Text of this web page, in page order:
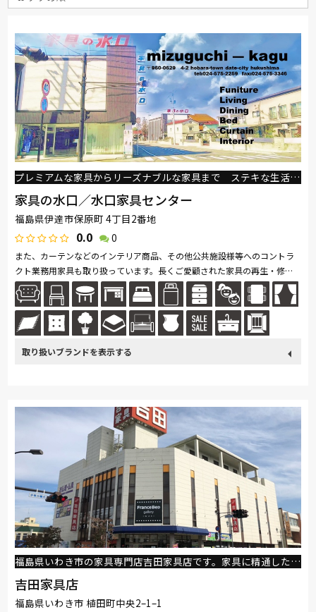
プレミアムな家具からリーズナブルな家具まで ステキな生活を！
家具の水口／水口家具センター
福島県伊達市保原町 4丁目2番地
0.0 0
また、カーテンなどのインテリア商品、その他公共施設様等へのコントラ
クト業務用家具も取り扱っています。長くご愛顧された家具の再生・修
理、ソファ・椅子の張替えなど家具専門店のアフターも行っています。
飛騨の家具 日本ベッド ドリームベッド Serta
HTLワタリジャパン サンゲツ マルニ木工
PARAMOUNT BED イバタインテリア 高野木工
EARLY-TIMES/アーリー・タイムス アルファ 大雪木工
旭川の家具
福島県いわき市の家具専門店吉田家具店です。家具に精通したスタッフがご案内いたします！
吉田家具店
福島県いわき市 植田町中央2–1–1